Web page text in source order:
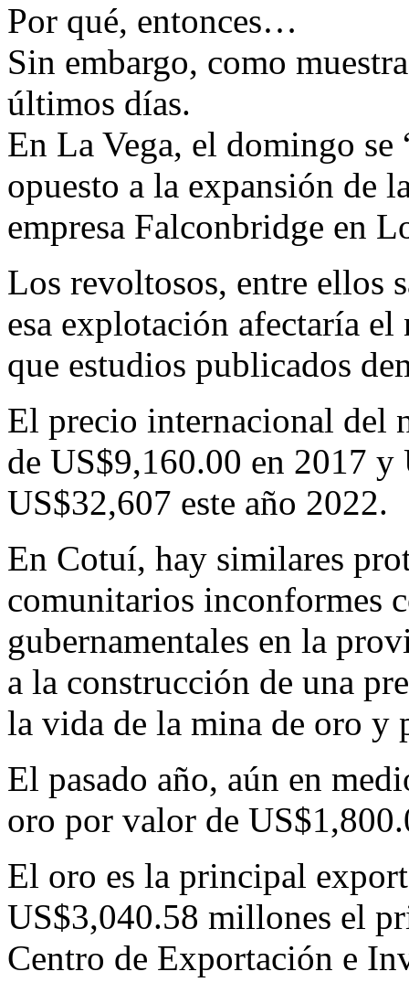
Por qué, entonces…
Sin embargo, como
últimos días.
En La Vega, el domingo se
opuesto a la expansión de
empresa Falconbridge en
Los revoltosos, entre ellos
esa explotación afectaría
que estudios publicados
El precio internacional del
de US$9,160.00 en 2017 y
US$32,607 este año 2022.
En Cotuí, hay similares
comunitarios inconformes
gubernamentales en la
a la construcción de una
la vida de la mina de oro y
El pasado año, aún en
oro por valor de
El oro es la principal
US$3,040.58 millones el
Centro de Exportación e